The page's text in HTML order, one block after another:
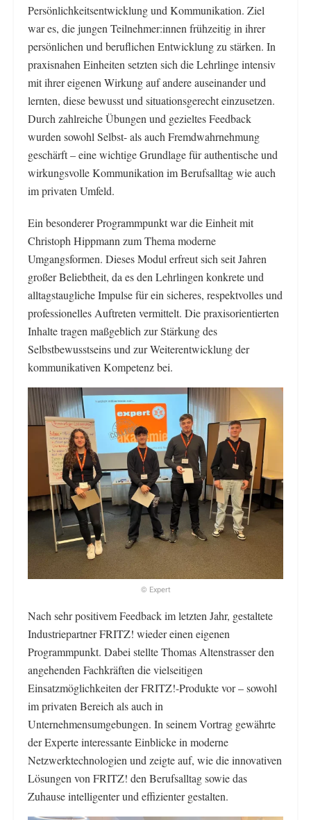
Persönlichkeitsentwicklung und Kommunikation. Ziel
war es, die jungen Teilnehmer:innen frühzeitig in ihrer
persönlichen und beruflichen Entwicklung zu stärken. In
praxisnahen Einheiten setzten sich die Lehrlinge intensiv
mit ihrer eigenen Wirkung auf andere auseinander und
lernten, diese bewusst und situationsgerecht einzusetzen.
Durch zahlreiche Übungen und gezieltes Feedback
wurden sowohl Selbst- als auch Fremdwahrnehmung
geschärft – eine wichtige Grundlage für authentische und
wirkungsvolle Kommunikation im Berufsalltag wie auch
im privaten Umfeld.
Ein besonderer Programmpunkt war die Einheit mit
Christoph Hippmann zum Thema moderne
Umgangsformen. Dieses Modul erfreut sich seit Jahren
großer Beliebtheit, da es den Lehrlingen konkrete und
alltagstaugliche Impulse für ein sicheres, respektvolles und
professionelles Auftreten vermittelt. Die praxisorientierten
Inhalte tragen maßgeblich zur Stärkung des
Selbstbewusstseins und zur Weiterentwicklung der
kommunikativen Kompetenz bei.
© Expert
Nach sehr positivem Feedback im letzten Jahr, gestaltete
Industriepartner FRITZ! wieder einen eigenen
Programmpunkt. Dabei stellte Thomas Altenstrasser den
angehenden Fachkräften die vielseitigen
Einsatzmöglichkeiten der FRITZ!-Produkte vor – sowohl
im privaten Bereich als auch in
Unternehmensumgebungen. In seinem Vortrag gewährte
der Experte interessante Einblicke in moderne
Netzwerktechnologien und zeigte auf, wie die innovativen
Lösungen von FRITZ! den Berufsalltag sowie das
Zuhause intelligenter und effizienter gestalten.